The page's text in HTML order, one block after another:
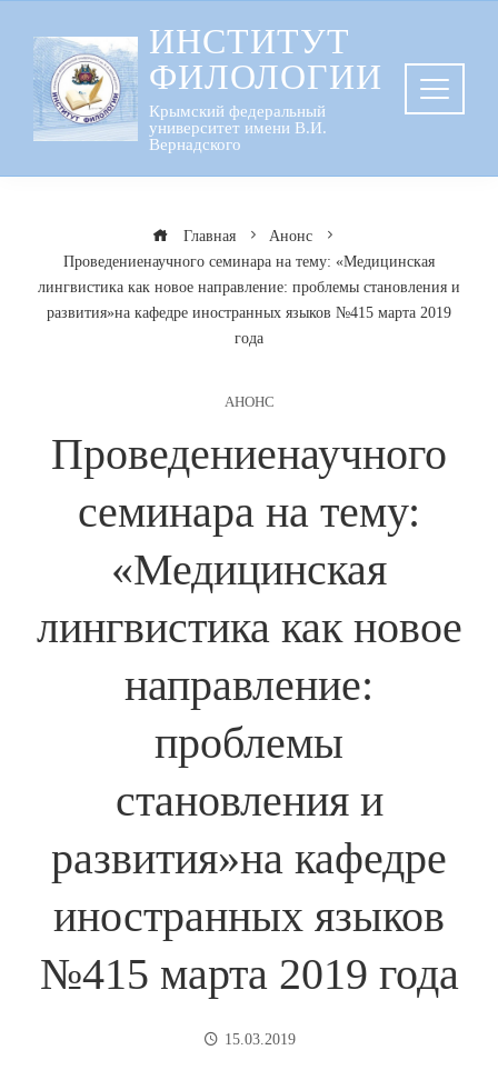
содержанию
ИНСТИТУТ
ФИЛОЛОГИИ
Крымский федеральный
университет имени В.И.
Вернадского
Главная
Анонс
Проведениенаучного семинара на тему: «Медицинская
лингвистика как новое направление: проблемы становления и
развития»на кафедре иностранных языков №415 марта 2019
года
АНОНС
Проведениенаучного
семинара на тему:
«Медицинская
лингвистика как новое
направление:
проблемы
становления и
развития»на кафедре
иностранных языков
№415 марта 2019 года
15.03.2019